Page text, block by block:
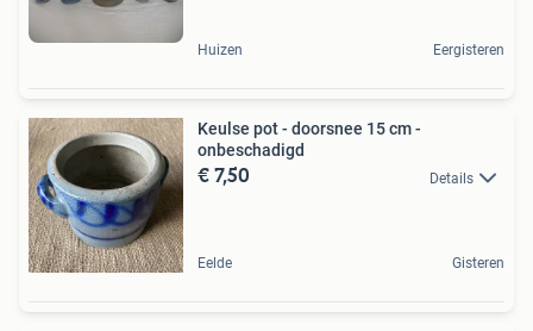
Huizen Eergisteren
Keulse pot - doorsnee 15 cm -
onbeschadigd
€ 7,50 Details
Eelde Gisteren